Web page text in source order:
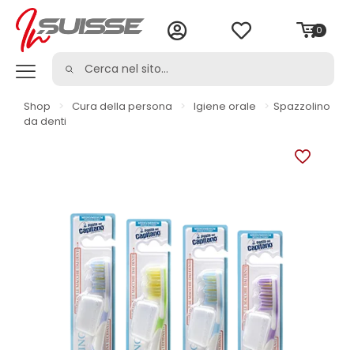
0
Shop > Cura della persona > Igiene orale > Spazzolino
da denti